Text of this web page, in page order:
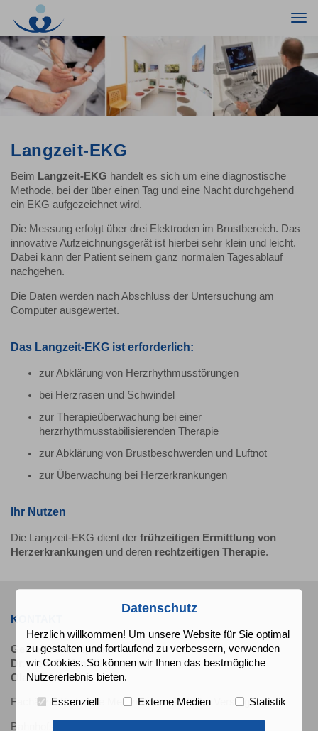
Langzeit-EKG
Beim Langzeit-EKG handelt es sich um eine diagnostische
Methode, bei der über einen Tag und eine Nacht durchgehend
ein EKG aufgezeichnet wird.
Die Messung erfolgt über drei Elektroden im Brustbereich. Das
innovative Aufzeichnungsgerät ist hierbei sehr klein und leicht.
Dabei kann der Patient seinem ganz normalen Tagesablauf
nachgehen.
Die Daten werden nach Abschluss der Untersuchung am
Computer ausgewertet.
Das Langzeit-EKG ist erforderlich:
zur Abklärung von Herzrhythmusstörungen
bei Herzrasen und Schwindel
zur Therapieüberwachung bei einer
herzrhythmusstabilisierenden Therapie
zur Abklärung von Brustbeschwerden und Luftnot
zur Überwachung bei Herzerkrankungen
Ihr Nutzen
Die Langzeit-EKG dient der frühzeitigen Ermittlung von
Herzerkrankungen und deren rechtzeitigen Therapie.
KONTAKT
Gemeinschaftspraxis
Dr. med. Stefan Eilermann
Olaf Weinhardt
Fachärzte für Innere Medizin/ hausärztliche Versorgung
Bahnhofstr. 27
Datenschutz
Herzlich willkommen! Um unsere Website für Sie optimal
zu gestalten und fortlaufend zu verbessern, verwenden
wir Cookies. So können wir Ihnen das bestmögliche
Nutzererlebnis bieten.
Essenziell Externe Medien Statistik